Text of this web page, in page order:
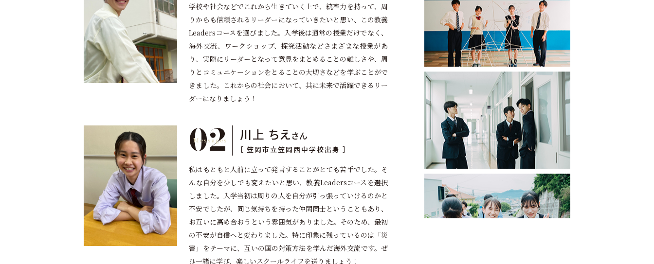
学校や社会などでこれから生きていく上で、統率力を持って、周
りからも信頼されるリーダーになっていきたいと思い、この教養
Leadersコースを選びました。入学後は通常の授業だけでなく、
海外交流、ワークショップ、探究活動などさまざまな授業があ
り、実際にリーダーとなって意見をまとめることの難しさや、周
りとコミュニケーションをとることの大切さなどを学ぶことがで
きました。これからの社会において、共に未来で活躍できるリー
ダーになりましょう！
02 川上 ちえさん
［ 笠岡市立笠岡西中学校出身 ］
私はもともと人前に立って発言することがとても苦手でした。そ
んな自分を少しでも変えたいと思い、教養Leadersコースを選択
しました。入学当初は周りの人を自分が引っ張っていけるのかと
不安でしたが、同じ気持ちを持った仲間同士ということもあり、
お互いに高め合おうという雰囲気がありました。そのため、最初
の不安が自信へと変わりました。特に印象に残っているのは「災
害」をテーマに、互いの国の対策方法を学んだ海外交流です。ぜ
ひ一緒に学び、楽しいスクールライフを送りましょう！